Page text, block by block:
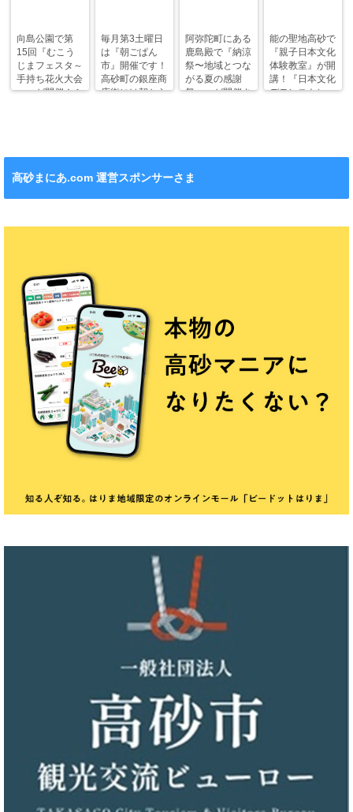
向島公園で第
15回『むこう
じまフェスタ～
手持ち花火大会
～』が開催！ふ
毎月第3土曜日
は『朝ごぱん
市』開催です！
高砂町の銀座商
店街には朝から
阿弥陀町にある
鹿島殿で『納涼
祭〜地域とつな
がる夏の感謝
祭〜』が開催さ
能の聖地高砂で
『親子日本文化
体験教室』が開
講！『日本文化
デモンストレー
高砂まにあ.com 運営スポンサーさま